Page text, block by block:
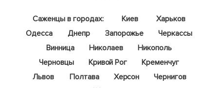
Саженцы в городах: Киев
Харьков
Одесса
Днепр Запорожье
Черкассы
Винница
Николаев
Никополь
Черновцы
Кривой Рог
Кременчуг
Львов
Полтава Херсон
Чернигов